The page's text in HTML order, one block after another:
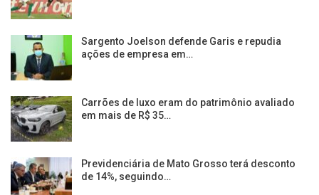
Sargento Joelson defende Garis e repudia
ações de empresa em…
Carrões de luxo eram do patrimônio avaliado
em mais de R$ 35…
Previdenciária de Mato Grosso terá desconto
de 14%, seguindo…